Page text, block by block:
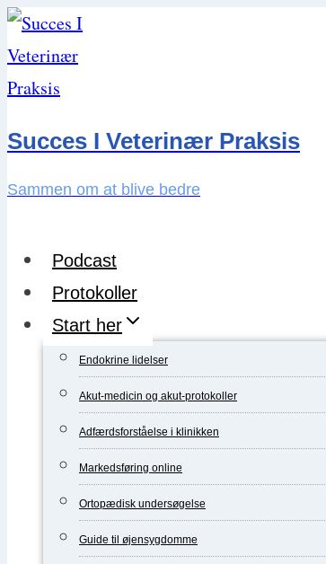
Skip
to
content
Succes I Veterinær Praksis
Sammen om at blive bedre
Podcast
Protokoller
Start her
Endokrine lidelser
Akut-medicin og akut-protokoller
Adfærdsforståelse i klinikken
Markedsføring online
Ortopædisk undersøgelse
Guide til øjensygdomme